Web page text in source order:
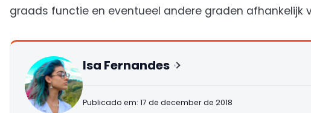
graads functie en eventueel andere graden afhankelijk
Isa Fernandes
Publicado em: 17 de december de 2018